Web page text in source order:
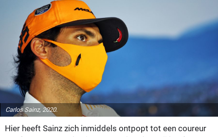
Carlos Sainz, 2020.
Hier heeft Sainz zich inmiddels ontpopt tot een coureur